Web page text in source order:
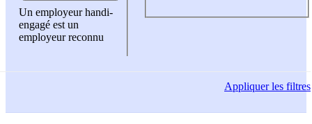
Un employeur handi-
engagé est un
employeur reconnu
Appliquerles filtres